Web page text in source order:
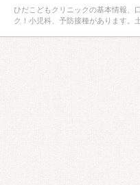
ひだこどもクリニックの基本情報、
ク！小児科、予防接種があります。